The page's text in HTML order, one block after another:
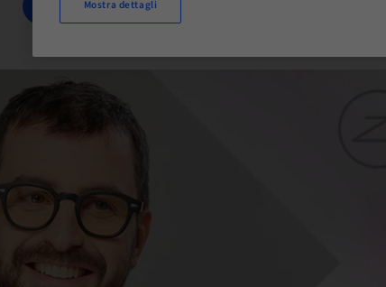
PRENOTA ORA
Mostra dettagli